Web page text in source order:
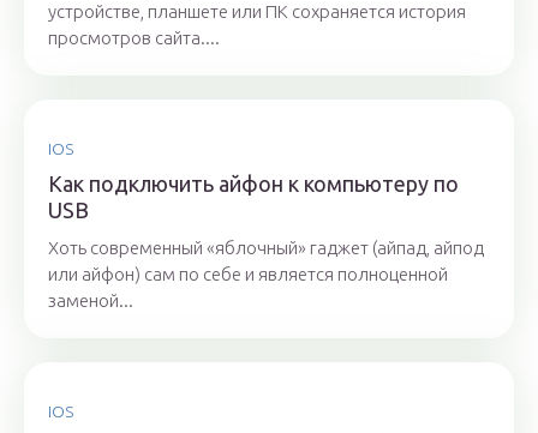
устройстве, планшете или ПК сохраняется история
просмотров сайта....
IOS
Как подключить айфон к компьютеру по
USB
Хоть современный «яблочный» гаджет (айпад, айпод
или айфон) сам по себе и является полноценной
заменой...
IOS